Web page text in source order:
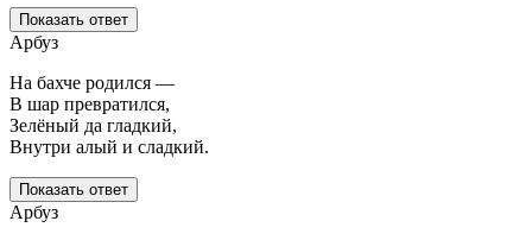
Показать ответ
Арбуз
На бахче родился —
В шар превратился,
Зелёный да гладкий,
Внутри алый и сладкий.
Показать ответ
Арбуз